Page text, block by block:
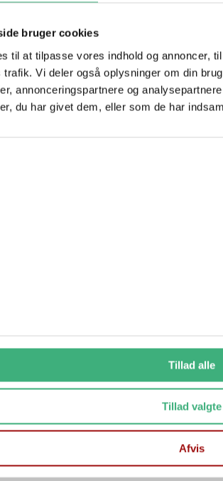
bruger cookies
til at tilpasse vores indhold og annoncer,
Vi deler også oplysninger om din
annonceringspartnere og
du har givet dem, eller som de har
Tillad alle
Tillad valgte
Afvis
for at afgive ordre på vores hjemmeside